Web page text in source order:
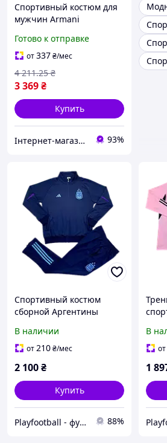
Спортивный костюм для
мужчин Armani
2023/24 Турция размеры
S M L XL XXL
Готово к отправке
от337₴/мес
3 369₴
4 211.25 ₴
Купить
Інтернет-магазин Look 100 Clothes 93%
Спортивный костюм
сборной Аргентины
синий S
В наличии
от210₴/мес
2 100₴
Купить
Playfootball - футбольный интернет-магазин 88%
В
от
1